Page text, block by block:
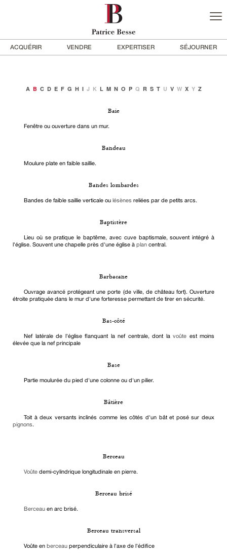
ACQUÉRIR VENDRE EXPERTISER SÉJOURNER
A B C D E F G H I J K L M N O P Q R S T U V W X Y Z
Baie
Fenêtre ou ouverture dans un mur.
Bandeau
Moulure plate en faible saillie.
Bandes lombardes
Bandes de faible saillie verticale ou lésènes reliées par de petits arcs.
Baptistère
Lieu où se pratique le baptême, avec cuve baptismale, souvent intégré à
l'église. Souvent une chapelle près d'une église à plan central.
Barbacane
Ouvrage avancé protégeant une porte (de ville, de château fort). Ouverture
étroite pratiquée dans le mur d'une forteresse permettant de tirer en sécurité.
Bas-côté
Nef latérale de l'église flanquant la nef centrale, dont la voûte est moins
élevée que la nef principale
Base
Partie moulurée du pied d'une colonne ou d'un pilier.
Bâtière
Toit à deux versants inclinés comme les côtés d'un bât et posé sur deux
pignons.
Berceau
Voûte demi-cylindrique longitudinale en pierre.
Berceau brisé
Berceau en arc brisé.
Berceau transversal
Voûte en berceau perpendiculaire à l'axe de l'édifice